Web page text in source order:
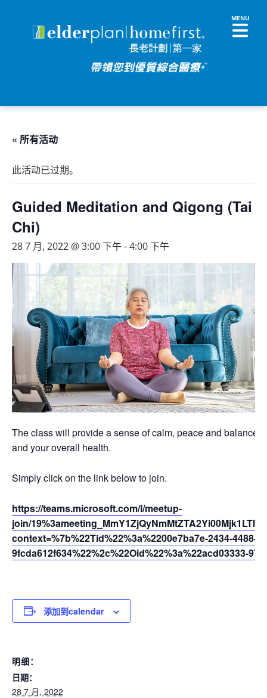
« 所有活动
此活动已过期。
Guided Meditation and Qigong (Tai
Chi)
28 7 月, 2022 @ 3:00 下午-4:00 下午
The class will provide a sense of calm, peace and balance
and your overall health.
Simply click on the link below to join.
https://teams.microsoft.com/l/meetup-
join/
context=%7b%22Tid%22%3a%2200e7ba7e-2434-4488-
9fcda612f634%22%2c%22Oid%22%3a%22acd03333-
添加到calendar
明细：
日期：
28 7 月, 2022